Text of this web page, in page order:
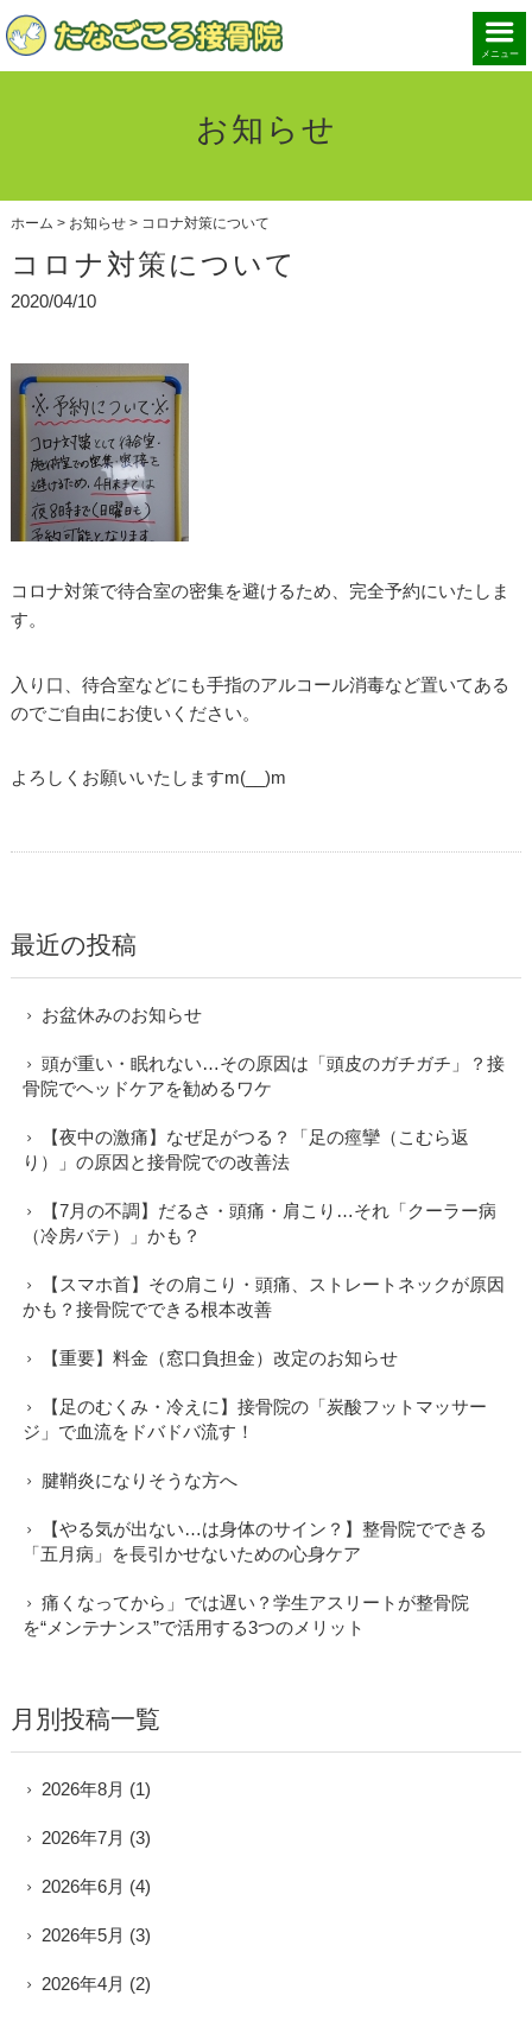
メニュー
お知らせ
ホーム > お知らせ> コロナ対策について
コロナ対策について
2020/04/10
コロナ対策で待合室の密集を避けるため、完全予約にいたしま
す。
入り口、待合室などにも手指のアルコール消毒など置いてある
のでご自由にお使いください。
よろしくお願いいたしますm(__)m
最近の投稿
お盆休みのお知らせ
頭が重い・眠れない…その原因は「頭皮のガチガチ」？接
骨院でヘッドケアを勧めるワケ
【夜中の激痛】なぜ足がつる？「足の痙攣（こむら返
り）」の原因と接骨院での改善法
【7月の不調】だるさ・頭痛・肩こり…それ「クーラー病
（冷房バテ）」かも？
【スマホ首】その肩こり・頭痛、ストレートネックが原因
かも？接骨院でできる根本改善
【重要】料金（窓口負担金）改定のお知らせ
【足のむくみ・冷えに】接骨院の「炭酸フットマッサー
ジ」で血流をドバドバ流す！
腱鞘炎になりそうな方へ
【やる気が出ない…は身体のサイン？】整骨院でできる
「五月病」を長引かせないための心身ケア
痛くなってから」では遅い？学生アスリートが整骨院
を“メンテナンス”で活用する3つのメリット
月別投稿一覧
2026年8月 (1)
2026年7月 (3)
2026年6月 (4)
2026年5月 (3)
2026年4月 (2)